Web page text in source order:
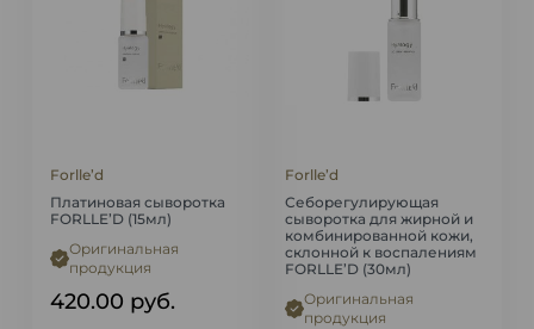
Forlle’d
Платиновая сыворотка
FORLLE’D (15мл)
Оригинальная
продукция
420.00 руб.
Forlle’d
Себорегулирующая
сыворотка для жирной и
комбинированной кожи,
склонной к воспалениям
FORLLE’D (30мл)
Оригинальная
продукция